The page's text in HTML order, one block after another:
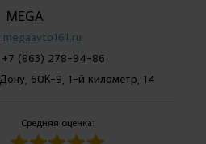
MEGA
megaavto161.ru
(863) 278-94-86
60К-9, 1-й километр, 14
Средняя оценка: